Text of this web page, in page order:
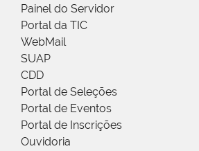
Painel do Servidor
Portal da TIC
WebMail
SUAP
CDD
Portal de Seleções
Portal de Eventos
Portal de Inscrições
Ouvidoria